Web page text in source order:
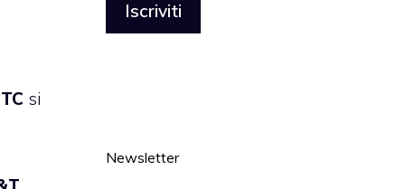
si
Newsletter